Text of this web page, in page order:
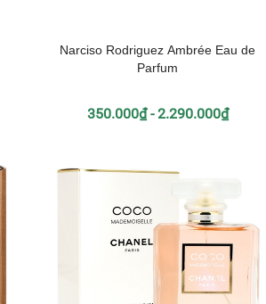
Narciso Rodriguez Ambrée Eau de
Parfum
350.000₫ - 2.290.000₫